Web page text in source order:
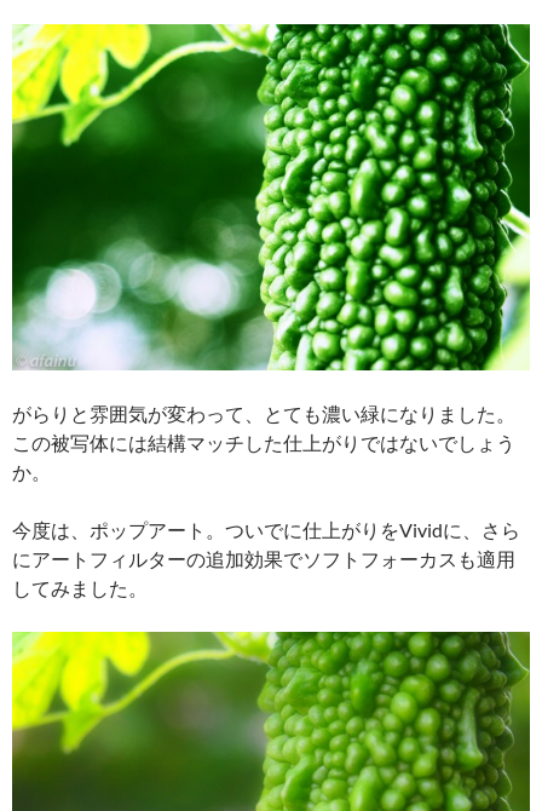
がらりと雰囲気が変わって、とても濃い緑になりました。
この被写体には結構マッチした仕上がりではないでしょう
か。
今度は、ポップアート。ついでに仕上がりをVividに、さら
にアートフィルターの追加効果でソフトフォーカスも適用
してみました。